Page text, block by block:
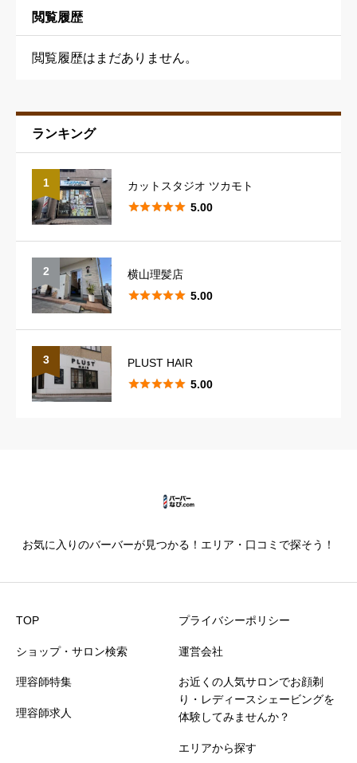
予約の取りやすさ
星の数をお選びください  
星の数をお選びください  
スタイリングのレパートリー
星の数をお選びください  

仕上がり満足度 必須
価格満足度
 
閲覧履歴
閲覧履歴はまだありません。
ランキング
1
カットスタジオ ツカモト
 5.00
2
横山理髪店
 5.00
3
PLUST HAIR
 5.00
お気に入りのバーバーが見つかる！エリア・口コミで探そう！
TOP
ショップ・サロン検索
理容師特集
理容師求人
プライバシーポリシー
運営会社
お近くの人気サロンでお顔剃
り・レディースシェービングを
体験してみませんか？
エリアから探す